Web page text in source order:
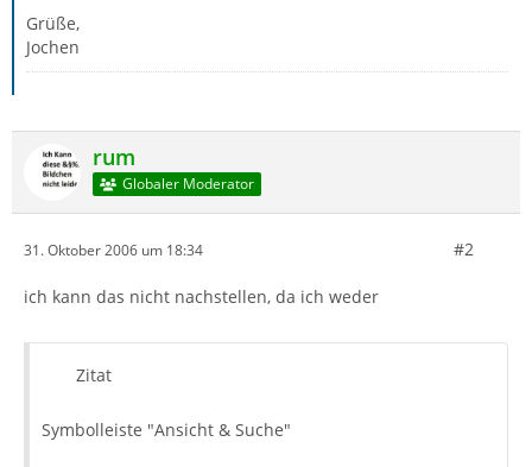
Grüße,
Jochen
rum
Globaler Moderator
31. Oktober 2006 um 18:34 #2
ich kann das nicht nachstellen, da ich weder
Zitat
Symbolleiste "Ansicht & Suche"